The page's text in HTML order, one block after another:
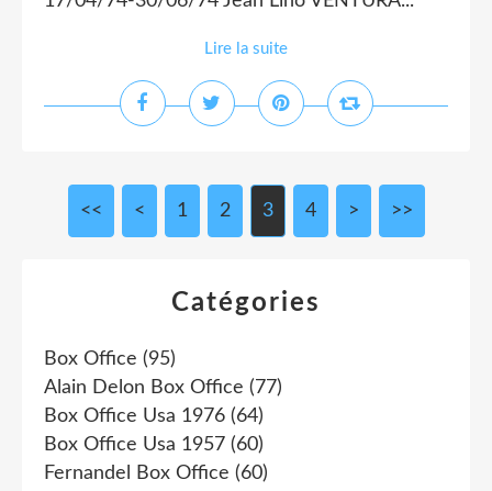
Lire la suite
<< < 1 2 3 4 > >>
Catégories
Box Office (95)
Alain Delon Box Office (77)
Box Office Usa 1976 (64)
Box Office Usa 1957 (60)
Fernandel Box Office (60)